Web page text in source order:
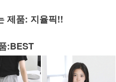
제품: 지율픽!!
:BEST